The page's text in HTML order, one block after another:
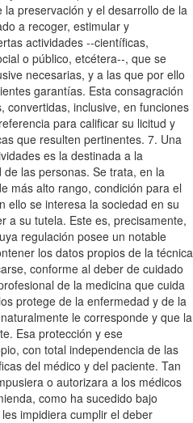
preservación y el desarrollo de la
a recoger, estimular y
actividades --científicas,
o público, etcétera--, que se
necesarias, y a las que por ello
garantías. Esta consagración
convertidas, inclusive, en funciones
para calificar su licitud y
que resulten pertinentes. 7. Una
es la destinada a la
las personas. Se trata, en la
más alto rango, condición para el
ello se interesa la sociedad en su
a su tutela. Este es, precisamente,
regulación posee un notable
los datos propios de la técnica
conforme al deber de cuidado
de la medicina que cuida
protege de la enfermedad y de la
le corresponde y que la
Esa protección y ese
con total independencia de las
del médico y del paciente. Tan
o autorizara a los médicos
como ha sucedido bajo
impidiera cumplir el deber